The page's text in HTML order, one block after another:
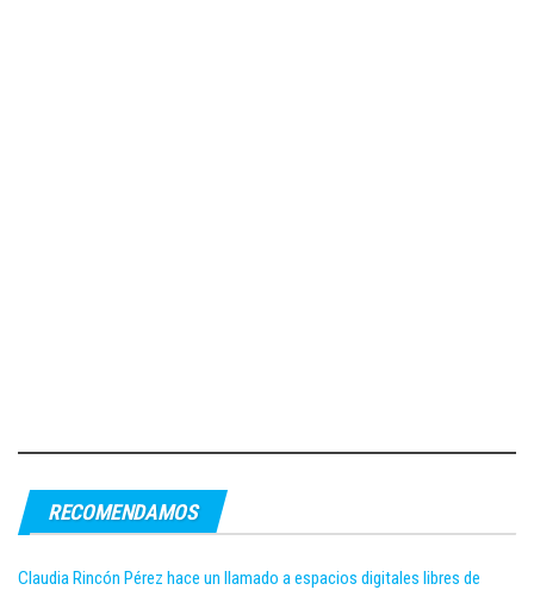
RECOMENDAMOS
Claudia Rincón Pérez hace un llamado a espacios digitales libres de